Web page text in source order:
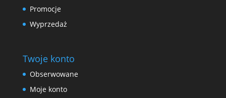
Promocje
Wyprzedaż
Twoje konto
Obserwowane
Moje konto